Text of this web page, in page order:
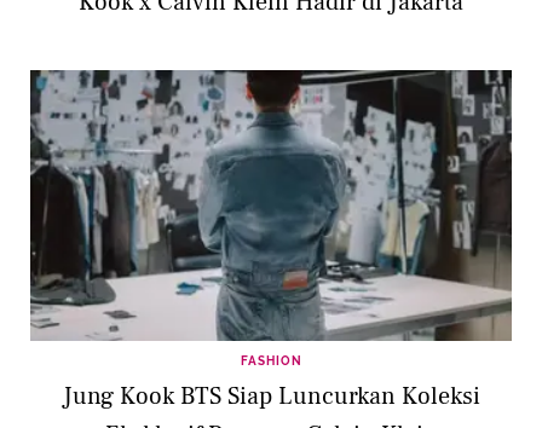
FASHION
Jung Kook BTS Siap Luncurkan Koleksi